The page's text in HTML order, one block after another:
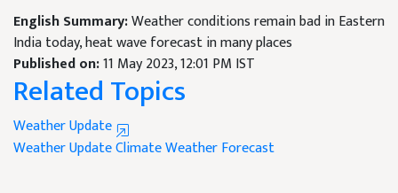
English Summary:Weather conditions remain bad in Eastern
India today, heat wave forecast in many places
Published on:11 May 2023, 12:01 PM IST
Related Topics
Weather Update
Weather UpdateClimateWeather Forecast